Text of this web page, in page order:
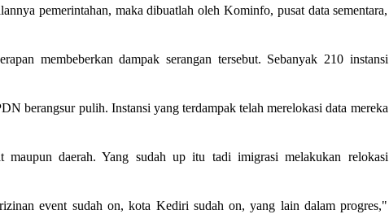
pemerintahan, maka dibuatlah oleh Kominfo, pusat data sementara,
membeberkan dampak serangan tersebut. Sebanyak 210 instansi
berangsur pulih. Instansi yang terdampak telah merelokasi data mereka
daerah. Yang sudah up itu tadi imigrasi melakukan relokasi
event sudah on, kota Kediri sudah on, yang lain dalam progres,"